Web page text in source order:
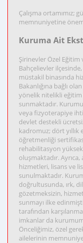
Çalışma ortamımız;
memnuniyetine
Kuruma Ait
Şirinevler Özel
Bahçelievler
müstakil binasında
Bakanlığına bağlı
yönelik nitelikli
sunmaktadır.
veya fizyoterapiye
devlet destekli
kadromuz; dört
öğretmenliği
rehabilitasyon
oluşmaktadır.
hizmetleri, lisans ve
sunulmaktadır.
doğrultusunda, ırk,
gözetmeksizin,
sunmayı ilke
tarafından
imkanlar da
Önceliğimiz, özel
ailelerinin